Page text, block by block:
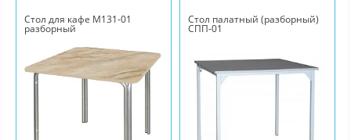
Стол для кафе М131-01
разборный
Стол палатный (разборный)
СПП-01